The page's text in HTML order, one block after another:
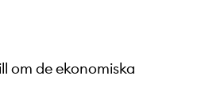
om de ekonomiska